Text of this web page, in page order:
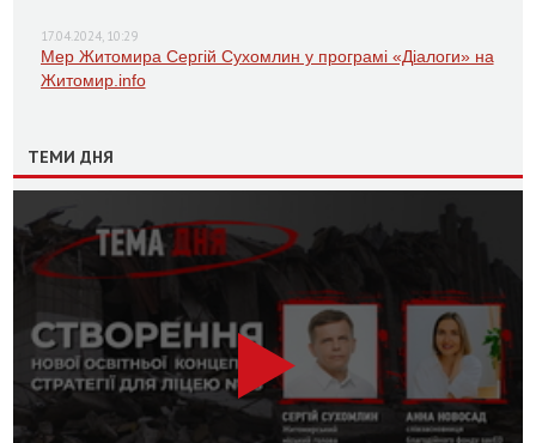
17.04.2024, 10:29
Мер Житомира Сергій Сухомлин у програмі «Діалоги» на
Житомир.info
ТЕМИ ДНЯ